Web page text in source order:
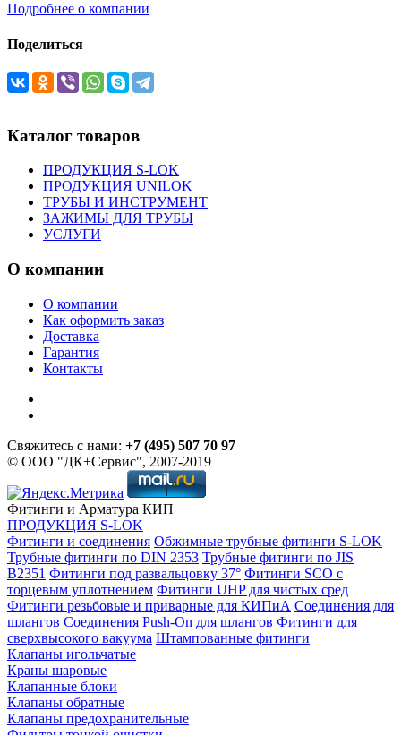
Подробнее о компании
Поделиться
Каталог товаров
ПРОДУКЦИЯ S-LOK
ПРОДУКЦИЯ UNILOK
ТРУБЫ И ИНСТРУМЕНТ
ЗАЖИМЫ ДЛЯ ТРУБЫ
УСЛУГИ
О компании
О компании
Как оформить заказ
Доставка
Гарантия
Контакты
Свяжитесь с нами: +7 (495) 507 70 97
© ООО "ДК+Сервис", 2007-2019
Фитинги и Арматура КИП
ПРОДУКЦИЯ S-LOK
Фитинги и соединения Обжимные трубные фитинги S-LOK
Трубные фитинги по DIN 2353 Трубные фитинги по JIS
B2351 Фитинги под развальцовку 37° Фитинги SCO с
торцевым уплотнением Фитинги UHP для чистых сред
Фитинги резьбовые и приварные для КИПиА Соединения для
шлангов Соединения Push-On для шлангов Фитинги для
сверхвысокого вакуума Штампованные фитинги
Клапаны игольчатые
Краны шаровые
Клапанные блоки
Клапаны обратные
Клапаны предохранительные